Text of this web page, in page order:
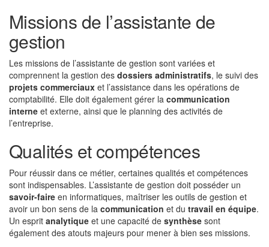
Missions de l’assistante de
gestion
Les missions de l’assistante de gestion sont variées et
comprennent la gestion des dossiers administratifs, le suivi des
projets commerciaux et l’assistance dans les opérations de
comptabilité. Elle doit également gérer la communication
interne et externe, ainsi que le planning des activités de
l’entreprise.
Qualités et compétences
Pour réussir dans ce métier, certaines qualités et compétences
sont indispensables. L’assistante de gestion doit posséder un
savoir-faire en informatiques, maîtriser les outils de gestion et
avoir un bon sens de la communication et du travail en équipe.
Un esprit analytique et une capacité de synthèse sont
également des atouts majeurs pour mener à bien ses missions.